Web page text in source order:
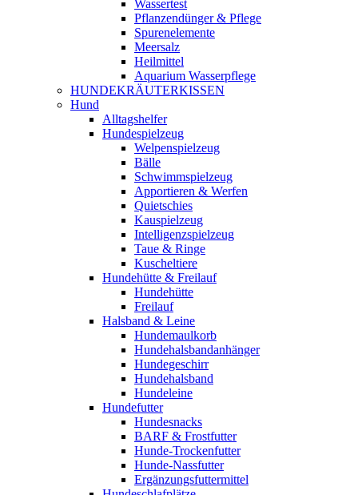
Wassertest
Pflanzendünger & Pflege
Spurenelemente
Meersalz
Heilmittel
Aquarium Wasserpflege
HUNDEKRÄUTERKISSEN
Hund
Alltagshelfer
Hundespielzeug
Welpenspielzeug
Bälle
Schwimmspielzeug
Apportieren & Werfen
Quietschies
Kauspielzeug
Intelligenzspielzeug
Taue & Ringe
Kuscheltiere
Hundehütte & Freilauf
Hundehütte
Freilauf
Halsband & Leine
Hundemaulkorb
Hundehalsbandanhänger
Hundegeschirr
Hundehalsband
Hundeleine
Hundefutter
Hundesnacks
BARF & Frostfutter
Hunde-Trockenfutter
Hunde-Nassfutter
Ergänzungsfuttermittel